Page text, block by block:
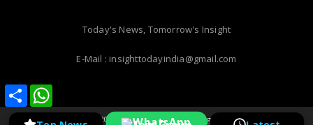
Share
Share
Today's News, Tomorrow's Insight
E-Mail : insighttodayindia@gmail.com
Copyright © 2026 | Insight Today | All Rights Reserved